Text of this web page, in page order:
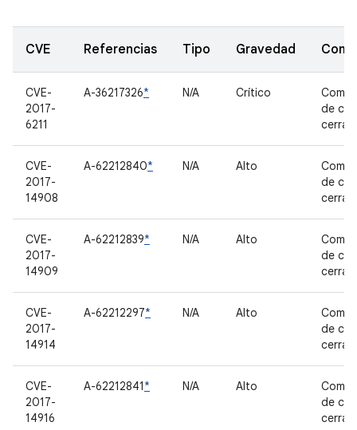
CVE Referencias Tipo Gravedad
CVE-
2017-
6211
A-36217326* N/A Crítico
de
CVE-
2017-
14908
A-62212840* N/A Alto
de
CVE-
2017-
14909
A-62212839* N/A Alto
de
CVE-
2017-
14914
A-62212297* N/A Alto
de
CVE-
2017-
14916
A-62212841* N/A Alto
de